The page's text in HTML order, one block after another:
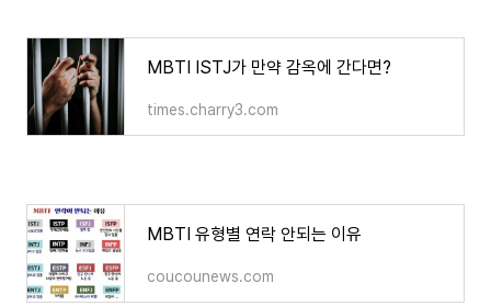
MBTI ISTJ가 만약 감옥에 간다면?
times.charry3.com
MBTI 유형별 연락 안되는 이유
coucounews.com